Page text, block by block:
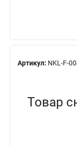
Артикул: NKL-F-
Товар